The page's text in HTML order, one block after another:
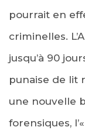
pourrait en
criminelles.
jusqu’à 90
punaise de lit
une nouvelle
forensiques,